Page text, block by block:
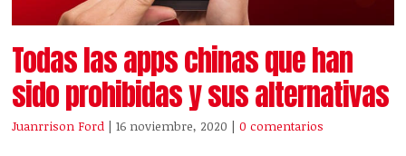
Todas las apps chinas que han
sido prohibidas y sus alternativas
Juanrrison Ford | 16 noviembre, 2020 |0 comentarios